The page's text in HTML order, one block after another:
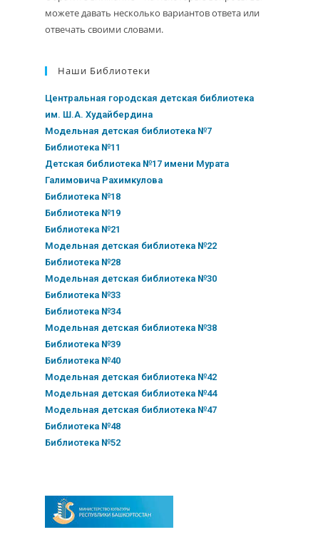
можете давать несколько вариантов ответа или
отвечать своими словами.
Наши Библиотеки
Центральная городская детская библиотека
им. Ш.А. Худайбердина
Модельная детская библиотека №7
Библиотека №11
Детская библиотека №17 имени Мурата
Галимовича Рахимкулова
Библиотека №18
Библиотека №19
Библиотека №21
Модельная детская библиотека №22
Библиотека №28
Модельная детская библиотека №30
Библиотека №33
Библиотека №34
Модельная детская библиотека №38
Библиотека №39
Библиотека №40
Модельная детская библиотека №42
Модельная детская библиотека №44
Модельная детская библиотека №47
Библиотека №48
Библиотека №52